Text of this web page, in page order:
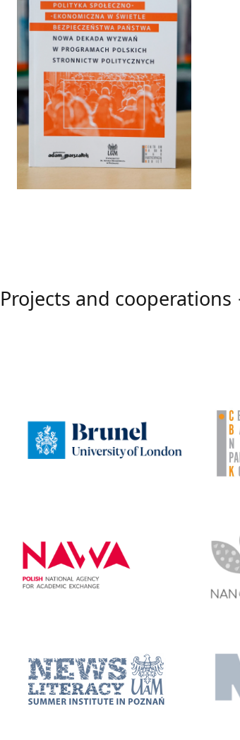
Projects and